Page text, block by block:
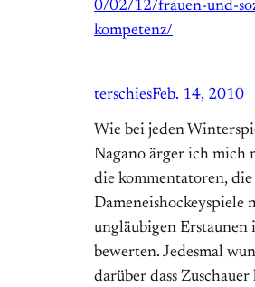
0/02/12/frauen-und-
kompetenz/
terschiesFeb. 14, 2010
Wie bei jeden
Nagano ärger ich mich
die kommentatoren,
Dameneishockeyspiele
ungläubigen Erstaunen
bewerten. Jedesmal
darüber dass